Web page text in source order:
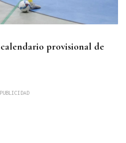
provisional de